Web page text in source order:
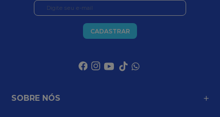
CADASTRAR
SOBRE NÓS